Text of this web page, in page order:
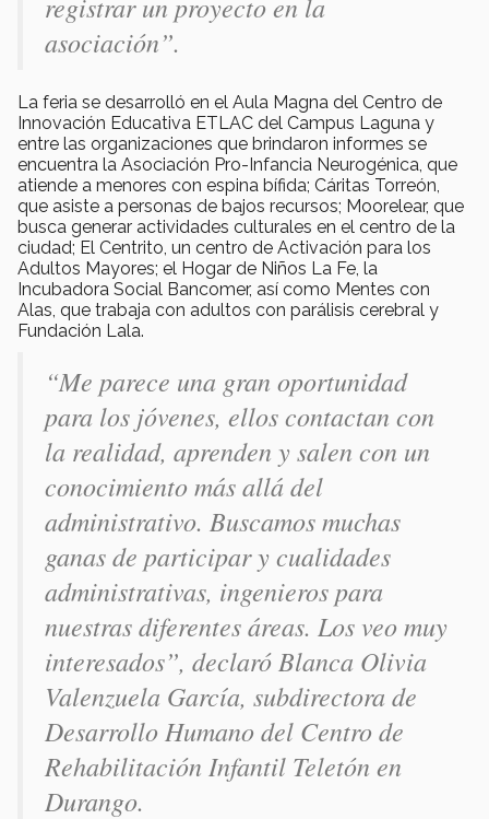
asociación”.
La feria se desarrolló en el Aula Magna del Centro de
Innovación Educativa ETLAC del Campus Laguna y
entre las organizaciones que brindaron informes se
encuentra la Asociación Pro-Infancia Neurogénica, que
atiende a menores con espina bífida; Cáritas Torreón,
que asiste a personas de bajos recursos; Moorelear, que
busca generar actividades culturales en el centro de la
ciudad; El Centrito, un centro de Activación para los
Adultos Mayores; el Hogar de Niños La Fe, la
Incubadora Social Bancomer, así como Mentes con
Alas, que trabaja con adultos con parálisis cerebral y
Fundación Lala.
“Me parece una gran oportunidad
para los jóvenes, ellos contactan con
la realidad, aprenden y salen con un
conocimiento más allá del
administrativo. Buscamos muchas
ganas de participar y cualidades
administrativas, ingenieros para
nuestras diferentes áreas. Los veo muy
interesados”, declaró Blanca Olivia
Valenzuela García, subdirectora de
Desarrollo Humano del Centro de
Rehabilitación Infantil Teletón en
Durango.